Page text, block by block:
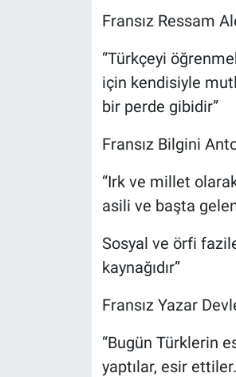
Fransız Ressam
“Türkçeyi
için kendisiyle
bir perde gibidir”
Fransız Bilgini
“Irk ve millet
asili ve başta
Sosyal ve örfi
kaynağıdır”
Fransız Yazar
“Bugün Türklerin
yaptılar, esir